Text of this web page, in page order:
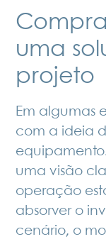
uma
projeto
Em algumas
com a ideia
uma visão
operação
absorver o
cenário, o